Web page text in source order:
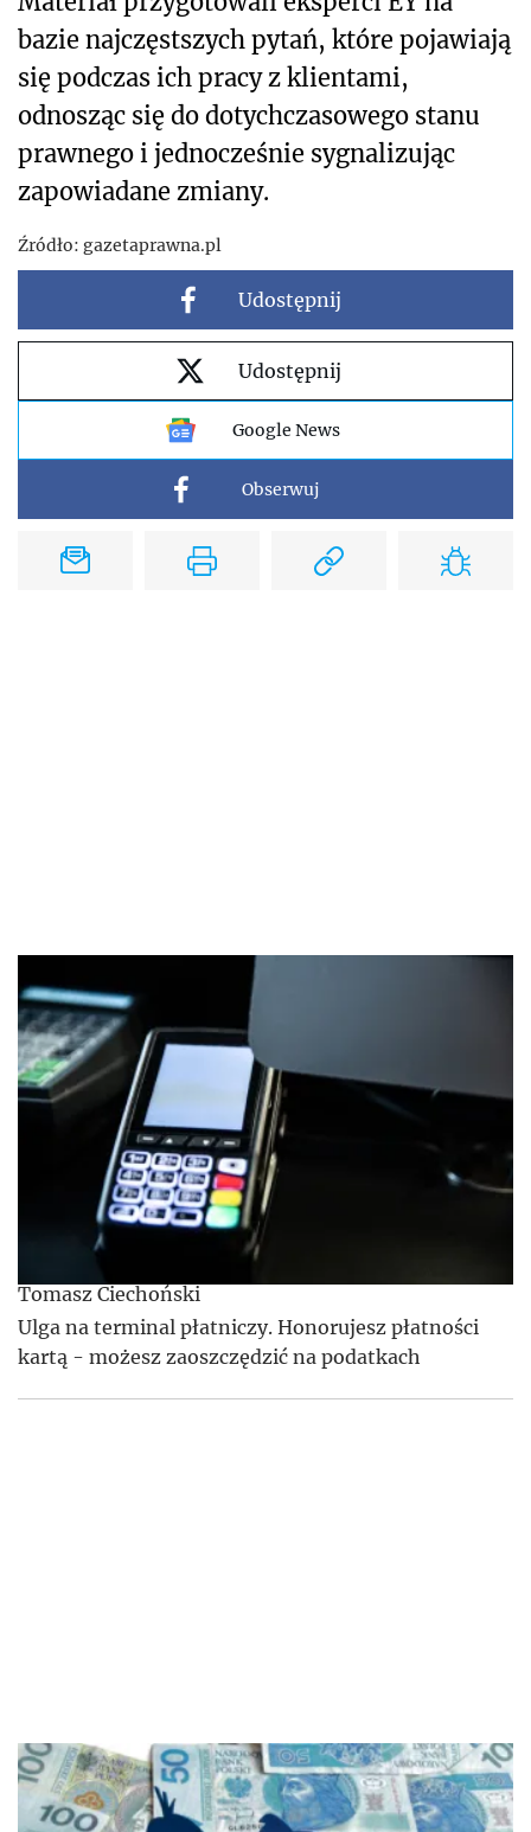
bazie najczęstszych pytań, które pojawiają
się podczas ich pracy z klientami,
odnosząc się do dotychczasowego stanu
prawnego i jednocześnie sygnalizując
zapowiadane zmiany.
Źródło: gazetaprawna.pl
Udostępnij
Udostępnij
Google News
Obserwuj
Tomasz Ciechoński
Ulga na terminal płatniczy. Honorujesz płatności
kartą - możesz zaoszczędzić na podatkach